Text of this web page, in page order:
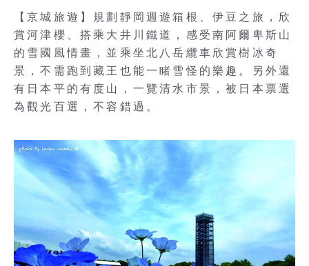
【京城旅遊】規劃靜岡週遊箱根、伊豆之旅，欣
賞河津櫻、搭乘大井川鐵道，感受南阿爾卑斯山
的雪國風情畫，並乘坐北八岳纜車欣賞樹冰奇
景，不需跑到藏王也能一睹雪怪的樂趣。另外還
有日本平的有度山，一覽清水市景，被日本票選
為觀光百選，不容錯過。